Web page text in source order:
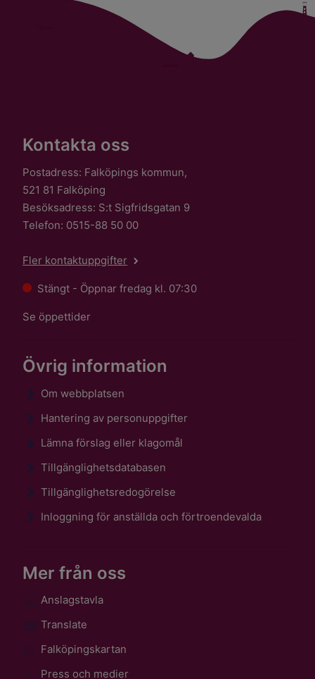
Kontakta oss
Postadress: Falköpings kommun,
521 81 Falköping
Besöksadress: S:t Sigfridsgatan 9
Telefon: 0515-88 50 00
Fler kontaktuppgifter
Stängt - Öppnar fredag kl. 07:30
Se öppettider
Övrig information
Om webbplatsen
Hantering av personuppgifter
Lämna förslag eller klagomål
Tillgänglighetsdatabasen
Tillgänglighetsredogörelse
Inloggning för anställda och förtroendevalda
Mer från oss
Anslagstavla
Translate
Falköpingskartan
Press och medier